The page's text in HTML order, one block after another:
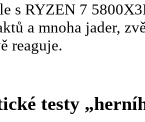
s RYZEN 7
a mnoha jader,
reaguje.
testy